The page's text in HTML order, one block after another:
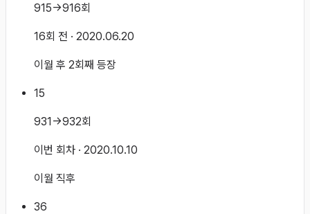
915→916회
16회 전 · 2020.06.20
이월 후 2회째 등장
15
931→932회
이번 회차 · 2020.10.10
이월 직후
36